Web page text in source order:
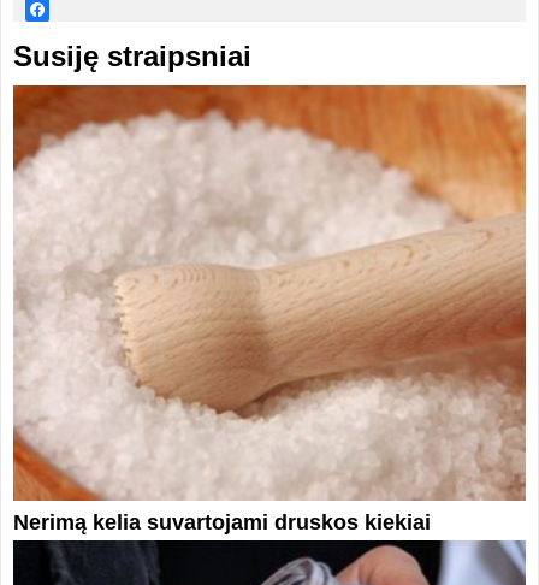
Susiję straipsniai
Nerimą kelia suvartojami druskos kiekiai